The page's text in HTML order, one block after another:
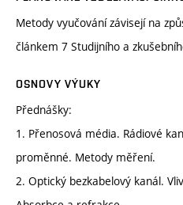
Metody vyučování závisejí na
článkem 7 Studijního a
OSNOVY VÝUKY
Přednášky:
1. Přenosová média. Rádiové
proměnné. Metody měření.
2. Optický bezkabelový kanál.